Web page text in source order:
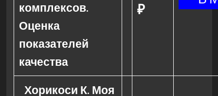
комплексов.
Оценка
показателей
качества
₽
Хорикоси К. Моя